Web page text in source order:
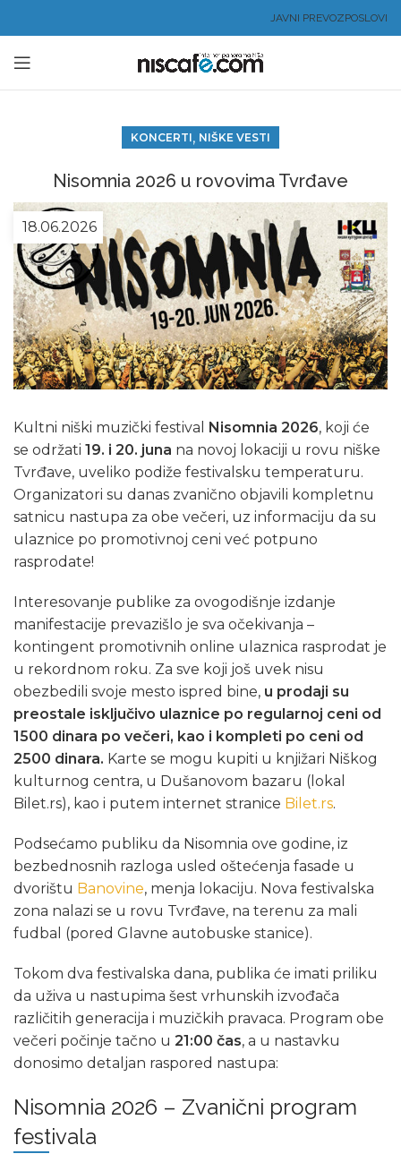
JAVNI PREVOZPOSLOVI
KONCERTI, NIŠKE VESTI
Nisomnia 2026 u rovovima Tvrđave
18.06.2026
Kultni niški muzički festival Nisomnia 2026, koji će
se održati 19. i 20. juna na novoj lokaciji u rovu niške
Tvrđave, uveliko podiže festivalsku temperaturu.
Organizatori su danas zvanično objavili kompletnu
satnicu nastupa za obe večeri, uz informaciju da su
ulaznice po promotivnoj ceni već potpuno
rasprodate!
Interesovanje publike za ovogodišnje izdanje
manifestacije prevazišlo je sva očekivanja –
kontingent promotivnih online ulaznica rasprodat je
u rekordnom roku. Za sve koji još uvek nisu
obezbedili svoje mesto ispred bine, u prodaji su
preostale isključivo ulaznice po regularnoj ceni od
1500 dinara po večeri, kao i kompleti po ceni od
2500 dinara. Karte se mogu kupiti u knjižari Niškog
kulturnog centra, u Dušanovom bazaru (lokal
Bilet.rs), kao i putem internet stranice Bilet.rs.
Podsećamo publiku da Nisomnia ove godine, iz
bezbednosnih razloga usled oštećenja fasade u
dvorištu Banovine, menja lokaciju. Nova festivalska
zona nalazi se u rovu Tvrđave, na terenu za mali
fudbal (pored Glavne autobuske stanice).
Tokom dva festivalska dana, publika će imati priliku
da uživa u nastupima šest vrhunskih izvođača
različitih generacija i muzičkih pravaca. Program obe
večeri počinje tačno u 21:00 čas, a u nastavku
donosimo detaljan raspored nastupa:
Nisomnia 2026 – Zvanični program
festivala